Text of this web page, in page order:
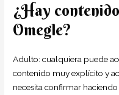
¿Hay
Omegle?
Adulto: cualquiera puede
contenido muy explícito y
necesita confirmar